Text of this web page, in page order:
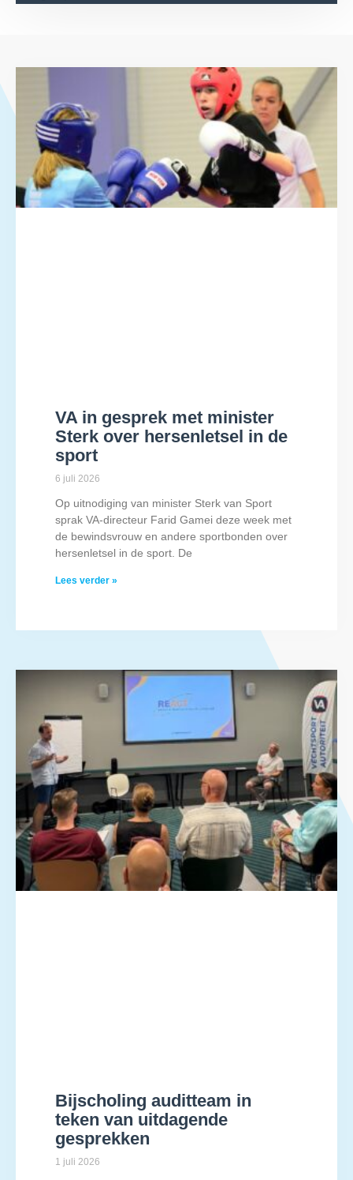
VA in gesprek met minister
Sterk over hersenletsel in de
sport
6 juli 2026
Op uitnodiging van minister Sterk van Sport
sprak VA-directeur Farid Gamei deze week met
de bewindsvrouw en andere sportbonden over
hersenletsel in de sport. De
Lees verder »
Bijscholing auditteam in
teken van uitdagende
gesprekken
1 juli 2026